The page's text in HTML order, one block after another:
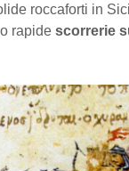
roccaforti in
rapide scorrerie